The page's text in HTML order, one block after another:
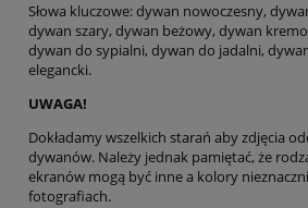
Słowa kluczowe: dywan nowoczesny,
dywan szary, dywan beżowy, dywan
dywan do sypialni, dywan do jadalni,
elegancki.
UWAGA!
Dokładamy wszelkich starań aby zdjęcia
dywanów. Należy jednak pamiętać, że
ekranów mogą być inne a kolory
fotografiach.